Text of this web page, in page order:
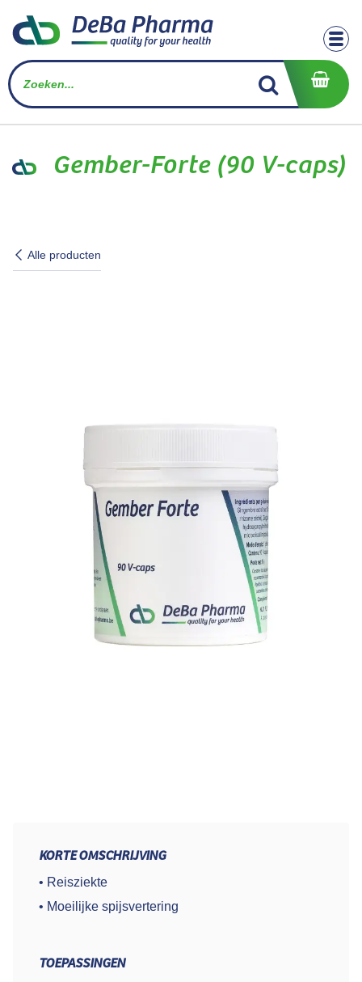
Alle producten
Gember-Forte (90 V-caps)
KORTE OMSCHRIJVING
• Reisziekte
• Moeilijke spijsvertering
TOEPASSINGEN